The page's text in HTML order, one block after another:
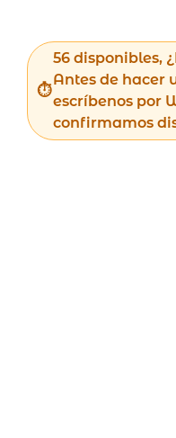
56 disponibles,
Antes de hacer
escríbenos por
confirmamos